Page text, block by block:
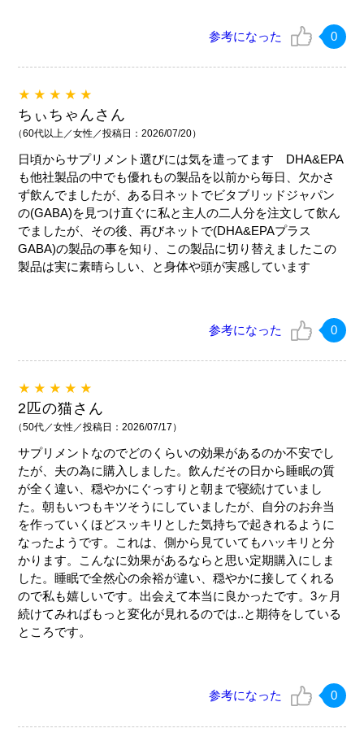
参考になった 0
★★★★★
ちぃちゃんさん
（60代以上／女性／投稿日：2026/07/20）
日頃からサプリメント選びには気を遣ってます DHA&EPA
も他社製品の中でも優れもの製品を以前から毎日、欠かさ
ず飲んでましたが、ある日ネットでビタブリッドジャパン
の(GABA)を見つけ直ぐに私と主人の二人分を注文して飲ん
でましたが、その後、再びネットで(DHA&EPAプラス
GABA)の製品の事を知り、この製品に切り替えましたこの
製品は実に素晴らしい、と身体や頭が実感しています
参考になった 0
★★★★★
2匹の猫さん
（50代／女性／投稿日：2026/07/17）
サプリメントなのでどのくらいの効果があるのか不安でし
たが、夫の為に購入しました。飲んだその日から睡眠の質
が全く違い、穏やかにぐっすりと朝まで寝続けていまし
た。朝もいつもキツそうにしていましたが、自分のお弁当
を作っていくほどスッキリとした気持ちで起きれるように
なったようです。これは、側から見ていてもハッキリと分
かります。こんなに効果があるならと思い定期購入にしま
した。睡眠で全然心の余裕が違い、穏やかに接してくれる
ので私も嬉しいです。出会えて本当に良かったです。3ヶ月
続けてみればもっと変化が見れるのでは‥と期待をしている
ところです。
参考になった 0